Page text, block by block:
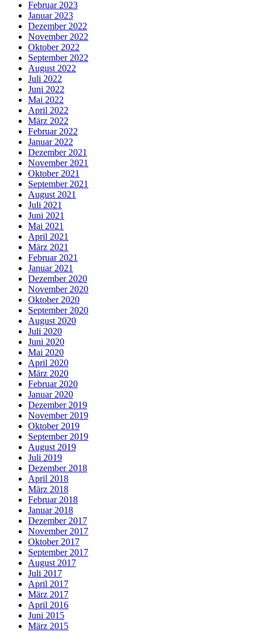
Februar 2023
Januar 2023
Dezember 2022
November 2022
Oktober 2022
September 2022
August 2022
Juli 2022
Juni 2022
Mai 2022
April 2022
März 2022
Februar 2022
Januar 2022
Dezember 2021
November 2021
Oktober 2021
September 2021
August 2021
Juli 2021
Juni 2021
Mai 2021
April 2021
März 2021
Februar 2021
Januar 2021
Dezember 2020
November 2020
Oktober 2020
September 2020
August 2020
Juli 2020
Juni 2020
Mai 2020
April 2020
März 2020
Februar 2020
Januar 2020
Dezember 2019
November 2019
Oktober 2019
September 2019
August 2019
Juli 2019
Dezember 2018
April 2018
März 2018
Februar 2018
Januar 2018
Dezember 2017
November 2017
Oktober 2017
September 2017
August 2017
Juli 2017
April 2017
März 2017
April 2016
Juni 2015
März 2015